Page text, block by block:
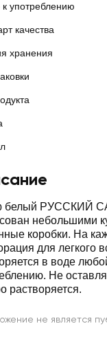
к употреблению
качества
хранения
белый РУССКИЙ
небольшими
коробки. На
для легкого
в воде
Не
растворяется.
не является